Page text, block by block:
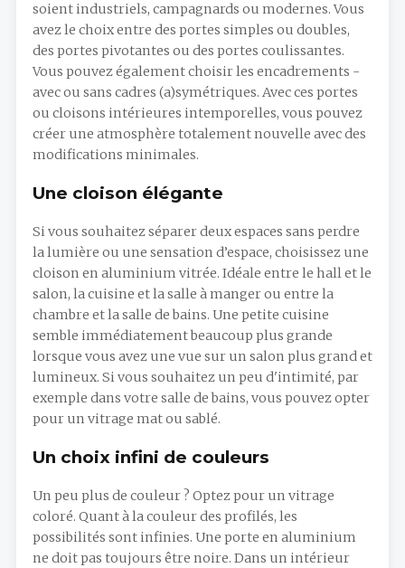
soient industriels, campagnards ou modernes. Vous
avez le choix entre des portes simples ou doubles,
des portes pivotantes ou des portes coulissantes.
Vous pouvez également choisir les encadrements -
avec ou sans cadres (a)symétriques. Avec ces portes
ou cloisons intérieures intemporelles, vous pouvez
créer une atmosphère totalement nouvelle avec des
modifications minimales.
Une cloison élégante
Si vous souhaitez séparer deux espaces sans perdre
la lumière ou une sensation d’espace, choisissez une
cloison en aluminium vitrée. Idéale entre le hall et le
salon, la cuisine et la salle à manger ou entre la
chambre et la salle de bains. Une petite cuisine
semble immédiatement beaucoup plus grande
lorsque vous avez une vue sur un salon plus grand et
lumineux. Si vous souhaitez un peu d'intimité, par
exemple dans votre salle de bains, vous pouvez opter
pour un vitrage mat ou sablé.
Un choix infini de couleurs
Un peu plus de couleur ? Optez pour un vitrage
coloré. Quant à la couleur des profilés, les
possibilités sont infinies. Une porte en aluminium
ne doit pas toujours être noire. Dans un intérieur